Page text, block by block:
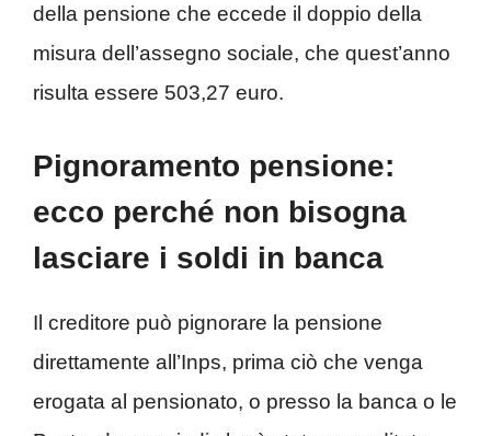
della pensione che eccede il doppio della
misura dell’assegno sociale, che quest’anno
risulta essere 503,27 euro.
Pignoramento pensione:
ecco perché non bisogna
lasciare i soldi in banca
Il creditore può pignorare la pensione
direttamente all’Inps, prima ciò che venga
erogata al pensionato, o presso la banca o le